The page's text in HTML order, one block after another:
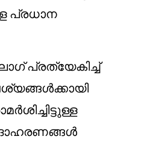
പ്രധാന
പ്രത്യേകിച്ച്